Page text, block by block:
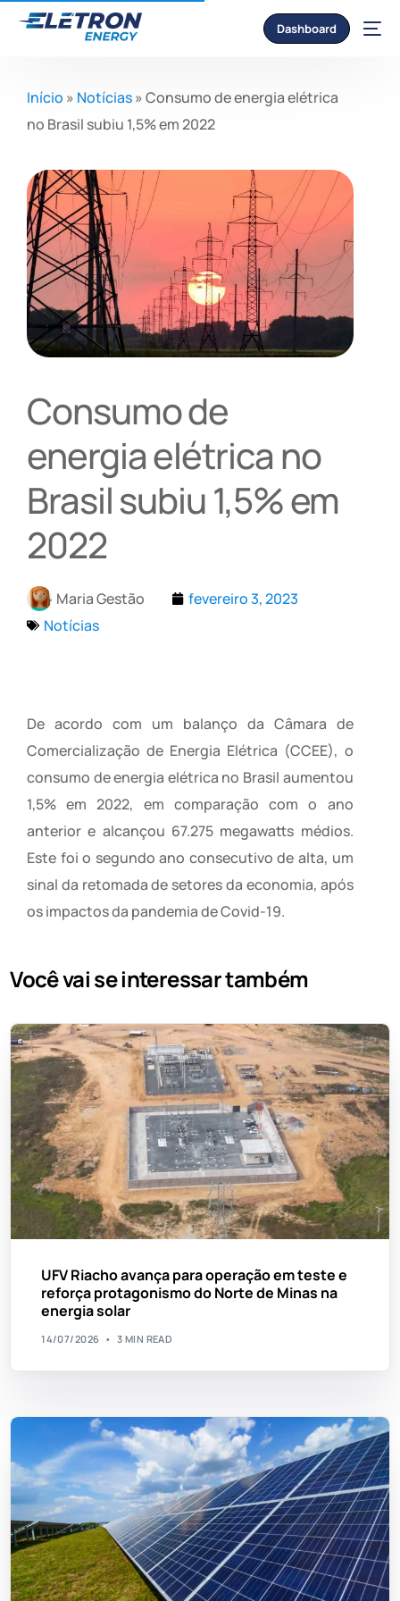
Dashboard
Início » Notícias»Consumo de energia elétrica
no Brasil subiu 1,5% em 2022
Consumo de
energia elétrica no
Brasil subiu 1,5% em
2022
Maria Gestão
fevereiro 3, 2023
Notícias
De acordo com um balanço da Câmara de
Comercialização de Energia Elétrica (CCEE), o
consumo de energia elétrica no Brasil aumentou
1,5% em 2022, em comparação com o ano
anterior e alcançou 67.275 megawatts médios.
Este foi o segundo ano consecutivo de alta, um
sinal da retomada de setores da economia, após
os impactos da pandemia de Covid-19.
Você vai se interessar também
UFV Riacho avança para operação em teste e
reforça protagonismo do Norte de Minas na
energia solar
14/07/2026 3 MIN READ